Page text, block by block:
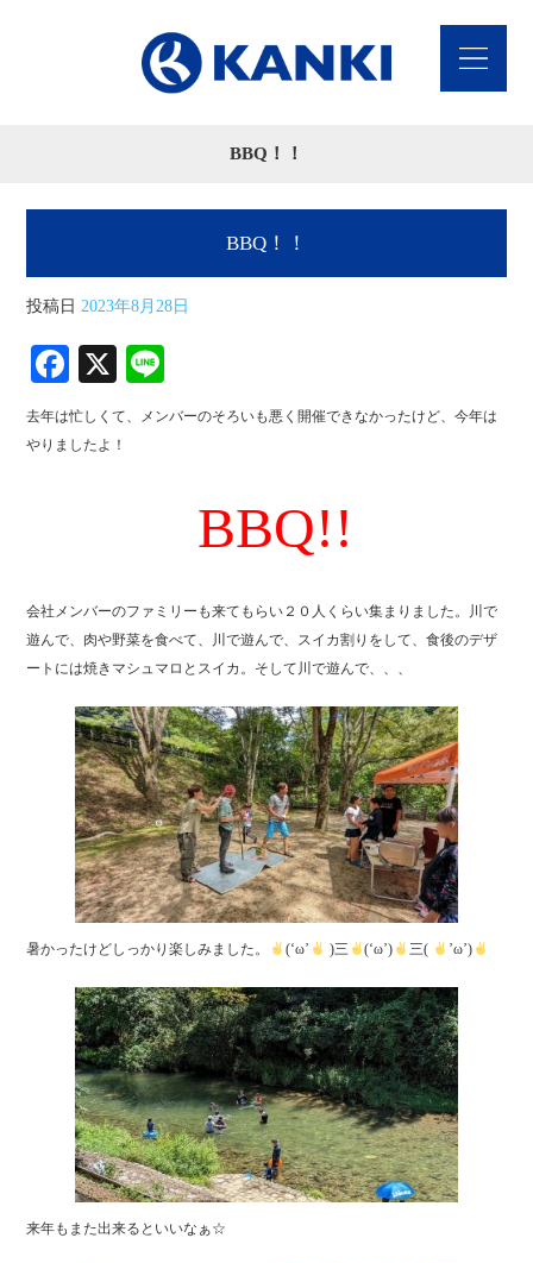
BBQ！！
BBQ！！
投稿日 2023年8月28日
Fa
ce
bo
X
ne
去年は忙しくて、メンバーのそろいも悪く開催できなかったけど、今年は
やりましたよ！
BBQ!!
会社メンバーのファミリーも来てもらい２０人くらい集まりました。川で
遊んで、肉や野菜を食べて、川で遊んで、スイカ割りをして、食後のデザ
ートには焼きマシュマロとスイカ。そして川で遊んで、、、
暑かったけどしっかり楽しみました。 (‘ω’ )三 (‘ω’) 三( ’ω’)
来年もまた出来るといいなぁ☆